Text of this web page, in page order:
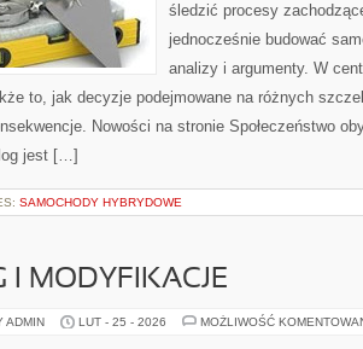
śledzić procesy
jednocześnie budować
analizy i argumenty. W
to, jak decyzje podejmowane na różnych
Nowości na stronie Społeczeństwo
jest […]
SAMOCHODY HYBRYDOWE
I MODYFIKACJE
ADMIN LUT - 25 - 2026 MOŻLIWOŚĆ